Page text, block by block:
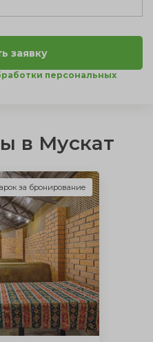
персональных
в Мускат
за бронирование